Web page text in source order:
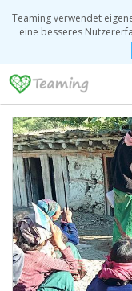
Teaming verwendet
eine besseres